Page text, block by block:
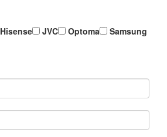
Hisense JVC Optoma
Samsung